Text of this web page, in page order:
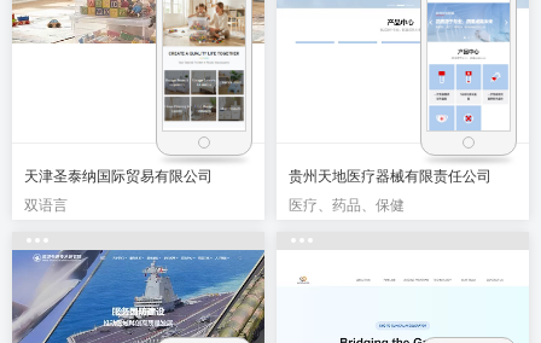
天津圣泰纳国际贸易有限公司
双语言
贵州天地医疗器械有限责任公司
医疗、药品、保健